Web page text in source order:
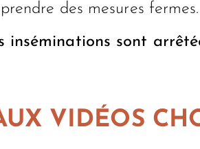
des mesures fermes.
inséminations sont
VIDÉOS